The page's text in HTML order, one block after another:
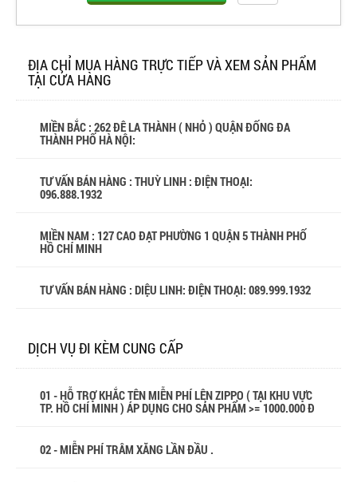
ĐỊA CHỈ MUA HÀNG TRỰC TIẾP VÀ XEM SẢN PHẨM
TẠI CỬA HÀNG
MIỀN BẮC : 262 ĐÊ LA THÀNH ( NHỎ ) QUẬN ĐỐNG ĐA
THÀNH PHỐ HÀ NỘI:
TƯ VẤN BÁN HÀNG : THUỲ LINH : ĐIỆN THOẠI:
096.888.1932
MIỀN NAM : 127 CAO ĐẠT PHƯỜNG 1 QUẬN 5 THÀNH PHỐ
HỒ CHÍ MINH
TƯ VẤN BÁN HÀNG : DIỆU LINH: ĐIỆN THOẠI: 089.999.1932
DỊCH VỤ ĐI KÈM CUNG CẤP
01 - HỖ TRỢ KHẮC TÊN MIỄN PHÍ LÊN ZIPPO ( TẠI KHU VỰC
TP. HỒ CHÍ MINH ) ÁP DỤNG CHO SẢN PHẨM >= 1000.000 Đ
02 - MIỄN PHÍ TRÂM XĂNG LẦN ĐẦU .